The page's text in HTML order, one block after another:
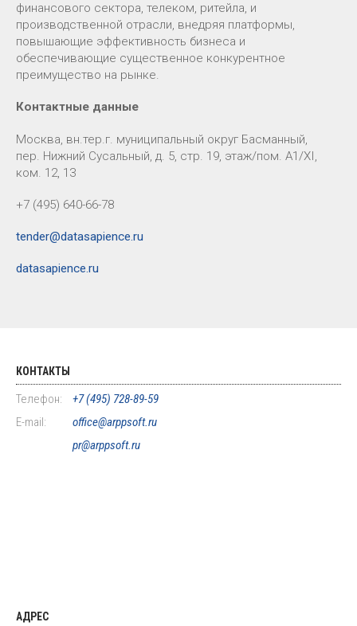
финансового сектора, телеком, ритейла, и
производственной отрасли, внедряя платформы,
повышающие эффективность бизнеса и
обеспечивающие существенное конкурентное
преимущество на рынке.
Контактные данные
Москва, вн.тер.г. муниципальный округ Басманный,
пер. Нижний Сусальный, д. 5, стр. 19, этаж/пом. А1/XI,
ком. 12, 13
+7 (495) 640-66-78
tender@datasapience.ru
datasapience.ru
КОНТАКТЫ
Телефон:
+7 (495) 728-89-59
E-mail:
office@arppsoft.ru
pr@arppsoft.ru
АДРЕС